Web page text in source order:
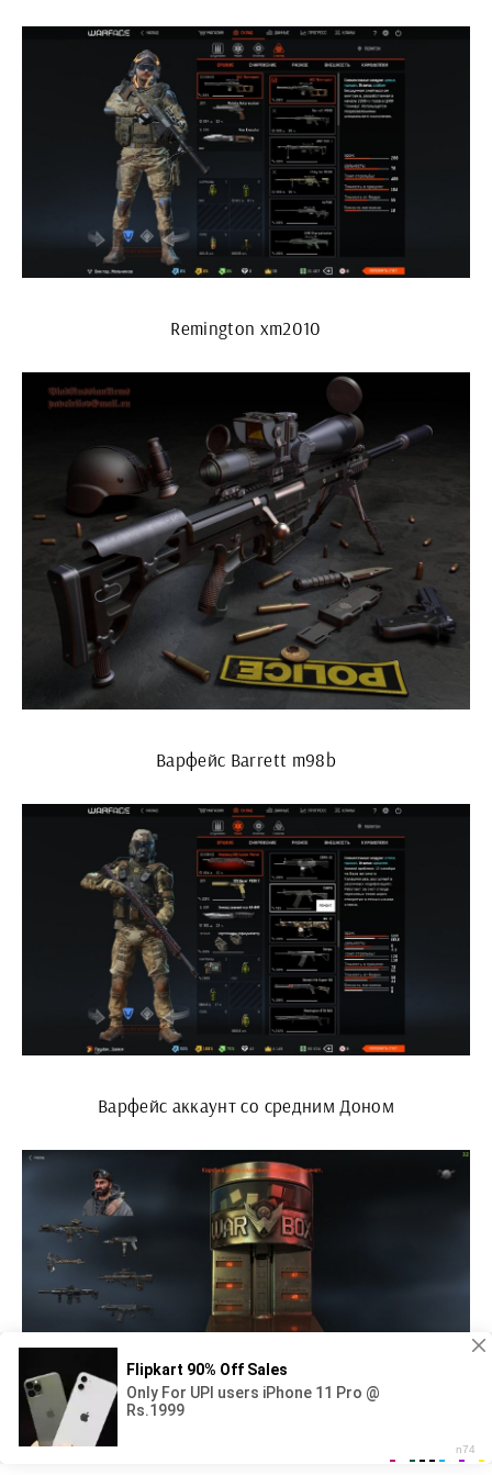
Remington xm2010
Варфейс Barrett m98b
Варфейс аккаунт со средним Доном